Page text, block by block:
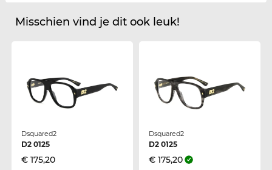
Misschien vind je dit ook leuk!
Dsquared2
D2 0125
€ 175,20
Dsquared2
D2 0125
€ 175,20